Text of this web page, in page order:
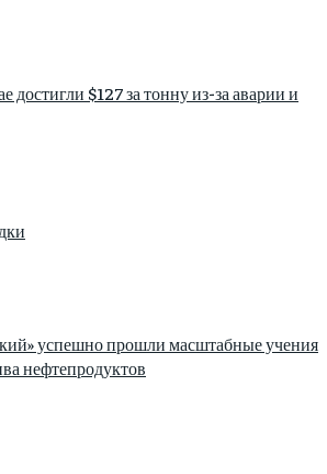
достигли $127 за тонну из-за аварии и
успешно прошли масштабные учения
нефтепродуктов